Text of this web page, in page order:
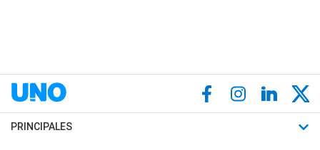
PRINCIPALES